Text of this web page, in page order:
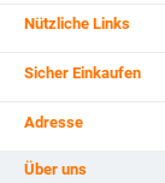
Nützliche Links
Sicher Einkaufen
Adresse
Über uns